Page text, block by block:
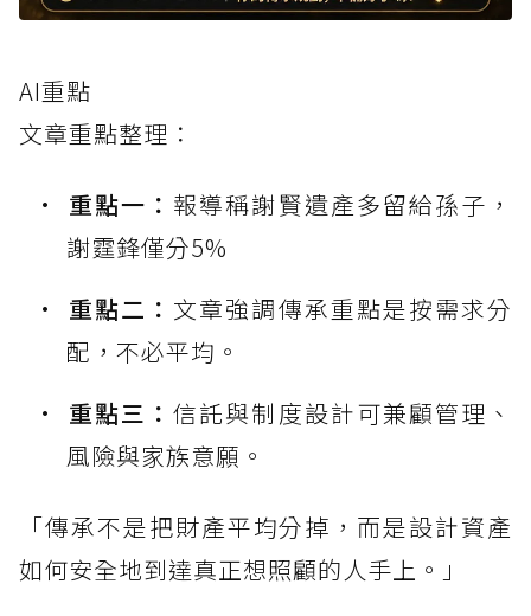
AI重點
文章重點整理：
重點一： 報導稱謝賢遺產多留給孫子，
謝霆鋒僅分5%
重點二： 文章強調傳承重點是按需求分
配，不必平均。
重點三：信託與制度設計可兼顧管理、
風險與家族意願。
「傳承不是把財產平均分掉，而是設計資產
如何安全地到達真正想照顧的人手上。」